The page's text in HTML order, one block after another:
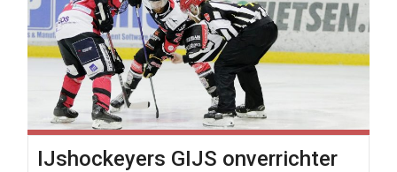
IJshockeyers GIJS onverrichter